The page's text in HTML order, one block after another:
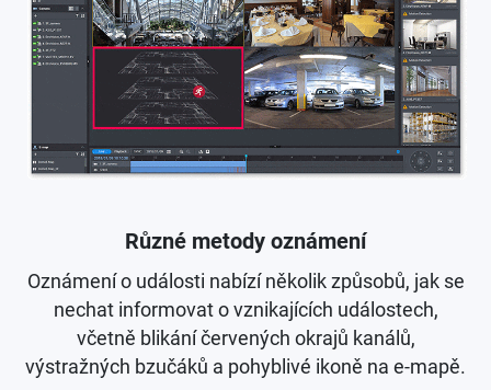
Různé metody oznámení
Oznámení o události nabízí několik způsobů, jak se
nechat informovat o vznikajících událostech,
včetně blikání červených okrajů kanálů,
výstražných bzučáků a pohyblivé ikoně na e-mapě.